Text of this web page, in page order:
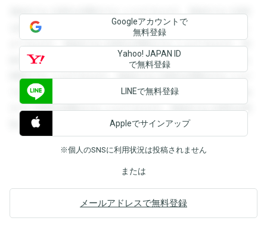
登録すると回答を閲覧することができます。登録すると回答
を閲覧することができます。登録すると回答を閲覧すること
ができます。登録すると回答を閲覧することができます。登
録すると回答を閲覧することができます。登録すると回答を
閲覧することができます。登録すると回答を閲覧することが
できます。登録すると回答を閲覧することができます。登録
すると回答を閲覧することができます。登録すると回答を閲
覧することができます。
Googleアカウントで
無料登録
Yahoo! JAPAN ID
で無料登録
LINEで無料登録
Appleでサインアップ
※個人のSNSに利用状況は投稿されません
または
メールアドレスで無料登録